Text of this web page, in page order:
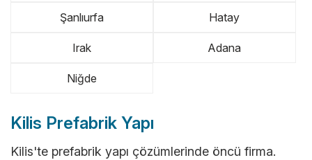
Şanlıurfa Hatay
Irak Adana
Niğde
Kilis Prefabrik Yapı
Kilis'te prefabrik yapı çözümlerinde öncü firma.